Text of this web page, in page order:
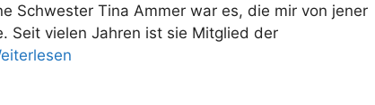
Schwester Tina Ammer war es, die mir von jener
Seit vielen Jahren ist sie Mitglied der